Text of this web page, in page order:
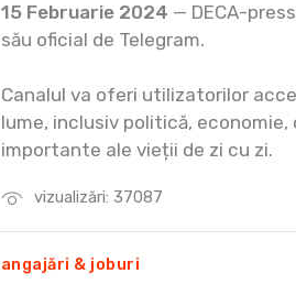
vizualizări: 37087
15 Februarie 2024 — DECA-
său oficial de Telegram.
Canalul va oferi utilizatorilor
lume, inclusiv politică,
importante ale vieții de zi cu zi.
angajări & joburi